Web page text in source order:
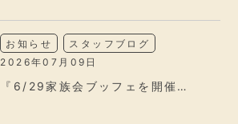
お知らせ
スタッフブログ
2026年07月09日
『6/29家族会ブッフェを開催…